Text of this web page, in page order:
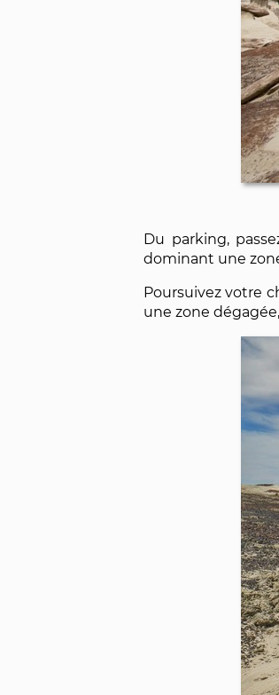
Du parking,
dominant une
Poursuivez votre
une zone